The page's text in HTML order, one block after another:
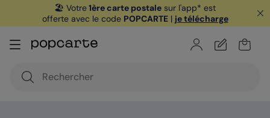
🏖️ Votre1ère carte postale sur l'app* est
offerte avec le code POPCARTE| je télécharge